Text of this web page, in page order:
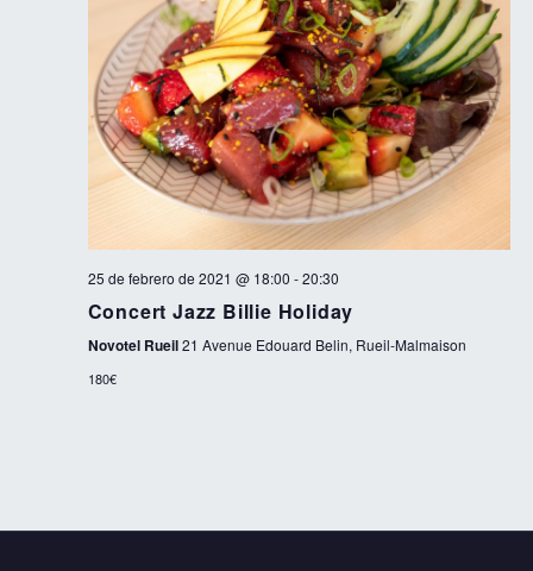
25 de febrero de 2021 @ 18:00 -20:30
Concert Jazz Billie Holiday
Novotel Rueil21 Avenue Edouard Belin, Rueil-Malmaison
180€